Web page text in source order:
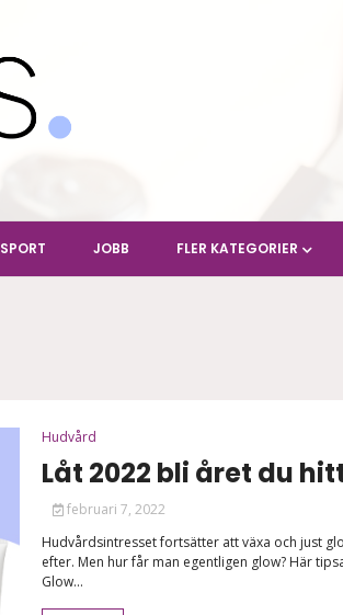
SPORT JOBB FLER KATEGORIER
Hudvård
Låt 2022 bli året du
februari 7, 2022
Hudvårdsintresset fortsätter att växa och just
efter. Men hur får man egentligen glow? Här
Glow...